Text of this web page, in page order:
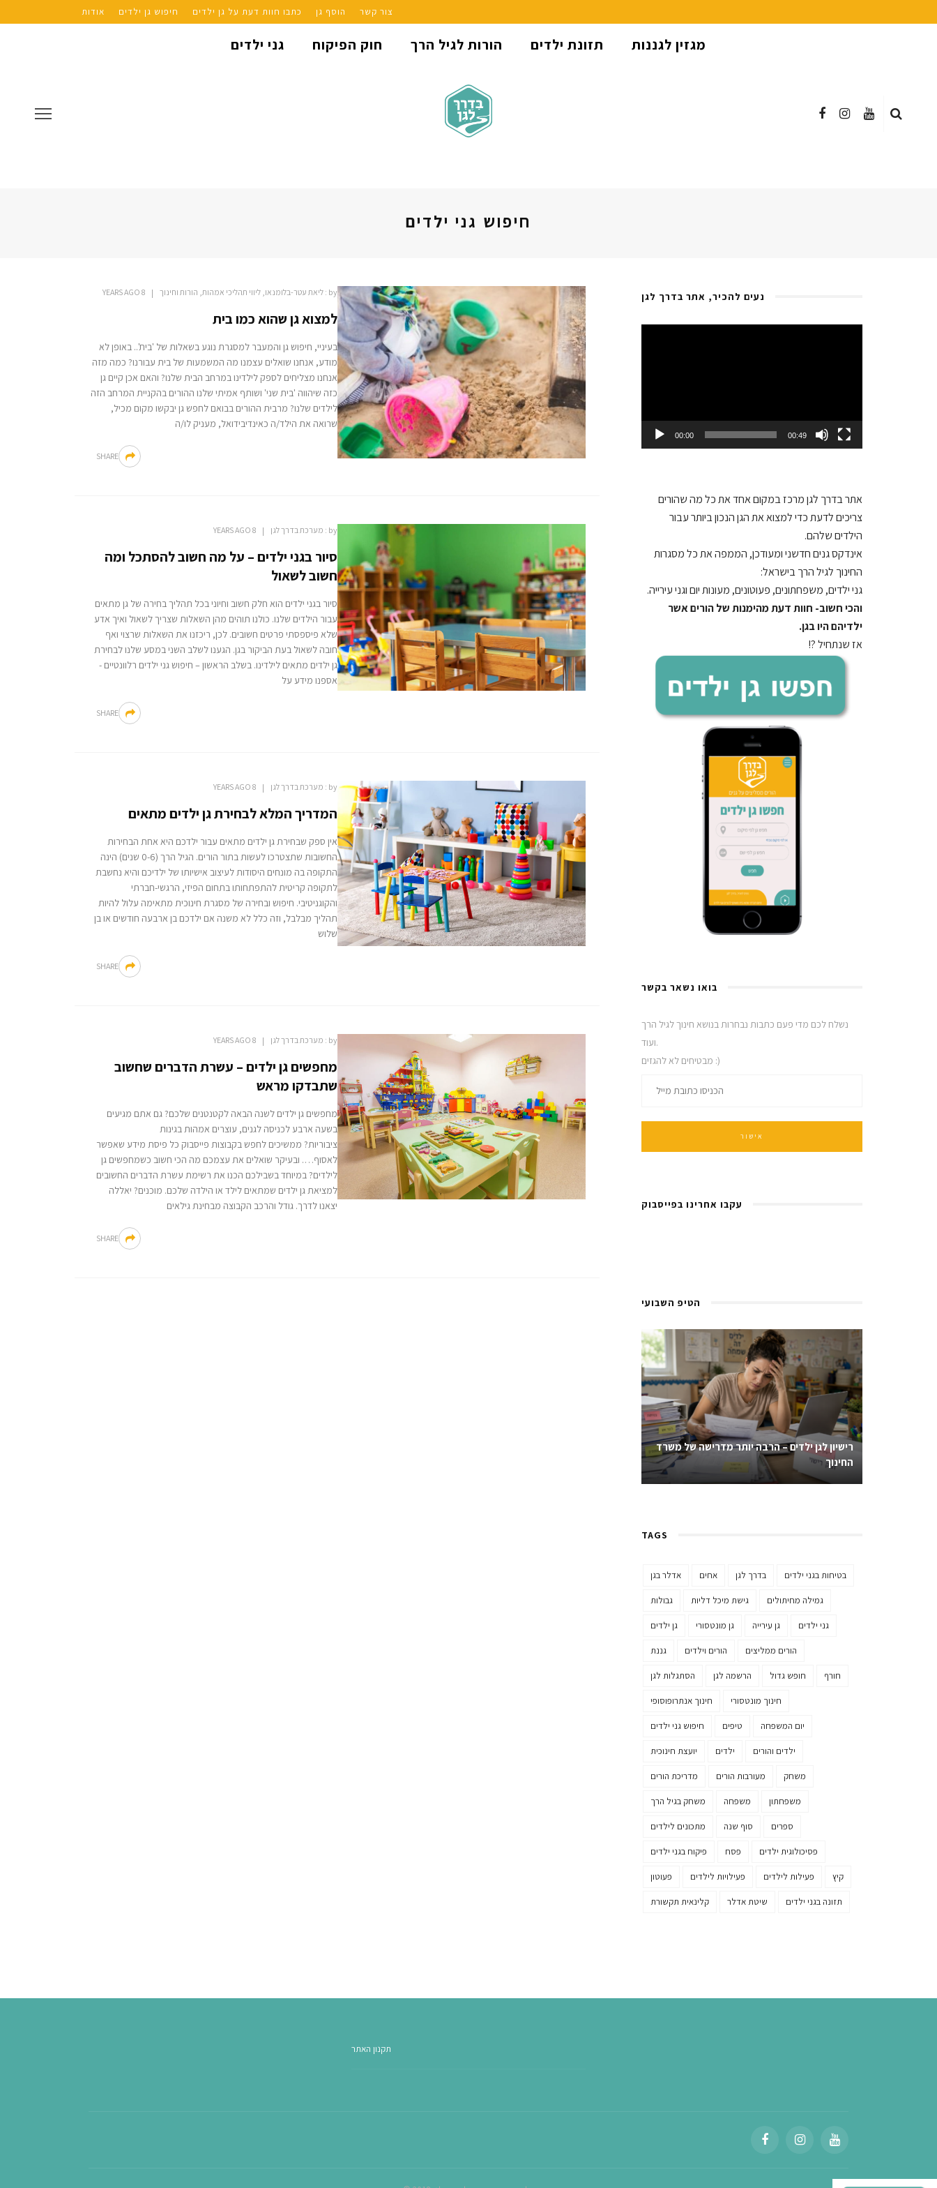
אודות חיפוש גן ילדים כתבו חוות דעת על גן ילדים הוסף גן צור קשר
גני ילדים חוק הפיקוח הורות לגיל הרך תזונת ילדים מגזין לגננות
חיפוש גני ילדים
by : ליאת עטר-בלומנאו, ליווי תהליכי אמהות, הורות וחינוך 8 YEARS AGO
למצוא גן שהוא כמו בית
בעיניי, חיפוש גן והמעבר למסגרת נוגע בשאלות של 'בית'.. באופן לא
מודע, אנחנו שואלים עצמנו מה המשמעות של בית עבורנו? כמה מזה
אנחנו מצליחים לספק לילדינו במרחב הבית שלנו? והאם אכן קיים גן
כזה שיהווה 'בית שני' ושותף אמיתי שלנו ההורים בהקניית המרחב הזה
לילדים שלנו? מרבית ההורים בבואם לחפש גן יבקשו מקום מכיל,
שרואה את הילד/ה כאינדיבידואל, מעניק לו/ה
SHARE
by : מערכת בדרך לגן 8 YEARS AGO
סיור בגני ילדים – על מה חשוב להסתכל ומה
חשוב לשאול
סיור בגני ילדים הוא חלק חשוב וחיוני בכל תהליך בחירה של גן מתאים
עבור הילדים שלנו. כולנו תוהים מהן השאלות שצריך לשאול ואיך אדע
שלא פיספסתי פרטים חשובים. לכן, ריכזנו את השאלות שרצוי ואף
חובה לשאול בעת הביקור בגן. הגענו לשלב השני במסע שלנו לבחירת
גן ילדים מתאים לילדינו. בשלב הראשון – חיפוש גני ילדים רלוונטיים -
אספנו מידע על
SHARE
by : מערכת בדרך לגן 8 YEARS AGO
המדריך המלא לבחירת גן ילדים מתאים
אין ספק שבחירת גן ילדים מתאים עבור ילדכם היא אחת הבחירות
החשובות שתצטרכו לעשות בתור הורים. הגיל הרך (0-6 שנים) הינה
התקופה בה מונחים היסודות לעיצוב אישיותו של ילדיכם והיא נחשבת
לתקופה קריטית להתפתחותו בתחום הפיזי, הרגשי-חברתי
והקוגניטיבי. חיפוש ובחירה של מסגרת חינוכית מתאימה עלול להיות
תהליך מבלבל, וזה כלל לא משנה אם ילדכם בן ארבעה חודשים או בן
שלוש
SHARE
by : מערכת בדרך לגן 8 YEARS AGO
מחפשים גן ילדים – עשרת הדברים שחשוב
שתבדקו מראש
מחפשים גן ילדים לשנה הבאה לקטנטנים שלכם? גם אתם מגיעים
בשעה ארבע לכניסה לגנים, עוצרים אמהות בגינות
ציבוריות? ממשיכים לחפש בקבוצות פייסבוק כל פיסת מידע שאפשר
לאסוף…. ובעיקר שואלים את עצמכם מה הכי חשוב כשמחפשים גן
לילדים? במיוחד בשבילכם הכנו את רשימת עשרת הדברים החשובים
למציאת גן ילדים שמתאים לילד או הילדה שלכם. מוכנים? יאללה
יצאנו לדרך. גודל והרכב הקבוצה מבחינת גילאים
SHARE
נעים להכיר, אתר בדרך לגן
00:00 00:49
אתר בדרך לגןמרכז במקום אחד את כל מה שהורים
צריכים לדעת כדי למצוא את הגן הנכון ביותר עבור
הילדים שלהם.
אינדקס גנים חדשני ומעודכן, הממפה את כל מסגרות
החינוך לגיל הרך בישראל:
גני ילדים, משפחתונים, פעוטונים, מעונות יום וגני עירייה.
והכי חשוב- חוות דעת מהימנות של הורים אשר
ילדיהם היו בגן.
אז שנתחיל ?!
בואו נשאר בקשר
נשלח לכם מדי פעם כתבות נבחרות בנושא חינוך לגיל הרך
ועוד.
מבטיחים לא להגזים :)
עקבו אחרינו בפייסבוק
הטיפ השבועי
רישיון לגן ילדים – הרבה יותר מדרישה של משרד
החינוך
TAGS
אדלר בגן אחים בדרך לגן בטיחות בגני ילדים
גבולות גישת מיכל דליות גמילה מחיתולים
גן ילדים גן מונטסורי גן עירייה גני ילדים
גננת הורים וילדים הורים ממליצים
הסתגלות לגן הרשמה לגן חופש גדול חורף
חינוך אנתרופוסופי חינוך מונטסורי
חיפוש גני ילדים טיפים יום המשפחה
יועצת חינוכית ילדים ילדים והורים
מדריכת הורים מעורבות הורים משחק
משחק בגיל הרך משפחה משפחתון
מתכונים לילדים סוף שנה ספרים
פיקוח בגני ילדים פסח פסיכולוגית ילדים
פעוטון פעילויות לילדים פעילות לילדים קיץ
קלינאית תקשורת שיטת אדלר תזונה בגני ילדים
תקנון האתר